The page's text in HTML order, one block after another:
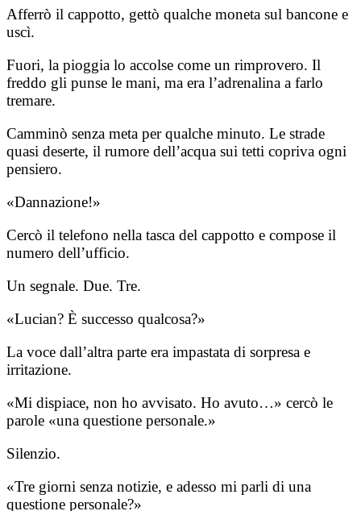
Afferrò il cappotto, gettò qualche moneta sul bancone e
uscì.
Fuori, la pioggia lo accolse come un rimprovero. Il
freddo gli punse le mani, ma era l’adrenalina a farlo
tremare.
Camminò senza meta per qualche minuto. Le strade
quasi deserte, il rumore dell’acqua sui tetti copriva ogni
pensiero.
«Dannazione!»
Cercò il telefono nella tasca del cappotto e compose il
numero dell’ufficio.
Un segnale. Due. Tre.
«Lucian? È successo qualcosa?»
La voce dall’altra parte era impastata di sorpresa e
irritazione.
«Mi dispiace, non ho avvisato. Ho avuto…» cercò le
parole «una questione personale.»
Silenzio.
«Tre giorni senza notizie, e adesso mi parli di una
questione personale?»